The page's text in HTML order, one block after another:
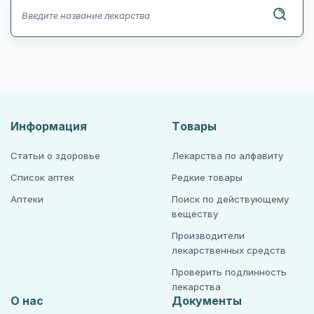
Информация
Статьи о здоровье
Список аптек
Аптеки
Товары
Лекарства по алфавиту
Редкие товары
Поиск по действующему
веществу
Производители
лекарственных средств
Проверить подлинность
лекарства
О нас Документы